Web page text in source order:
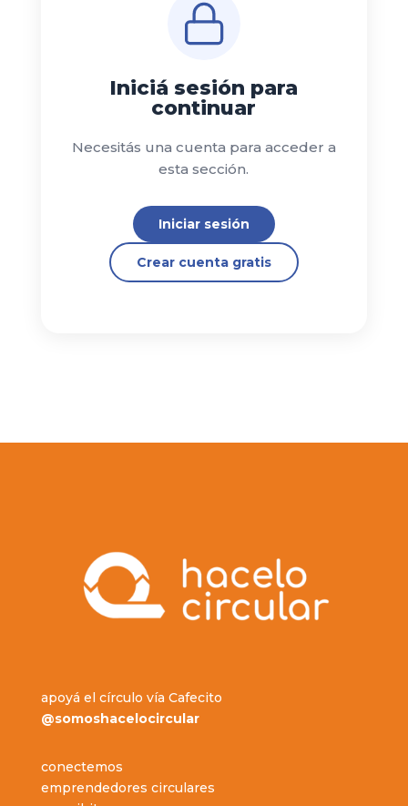
Iniciá sesión para
continuar
Necesitás una cuenta para acceder a
esta sección.
Iniciar sesión
Crear cuenta gratis
apoyá el círculo vía Cafecito
@somoshacelocircular
conectemos
emprendedores circulares